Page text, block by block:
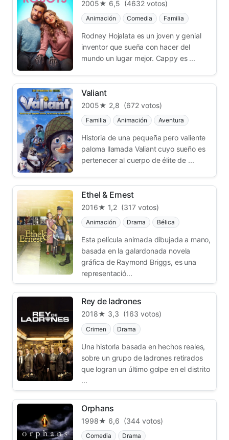
2005★ 6,5 (4632 votos)
Animación Comedia Familia
Rodney Hojalata es un joven y genial
inventor que sueña con hacer del
mundo un lugar mejor. Cappy es ...
Valiant
2005★ 2,8 (672 votos)
Familia Animación Aventura
Historia de una pequeña pero valiente
paloma llamada Valiant cuyo sueño es
pertenecer al cuerpo de élite de ...
Ethel & Ernest
2016★ 1,2 (317 votos)
Animación Drama Bélica
Esta película animada dibujada a mano,
basada en la galardonada novela
gráfica de Raymond Briggs, es una
representació...
Rey de ladrones
2018★ 3,3 (163 votos)
Crimen Drama
Una historia basada en hechos reales,
sobre un grupo de ladrones retirados
que logran un último golpe en el distrito
...
Orphans
1998★ 6,6 (344 votos)
Comedia Drama